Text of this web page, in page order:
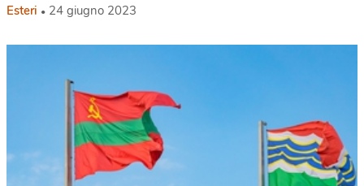
Esteri 24 giugno 2023